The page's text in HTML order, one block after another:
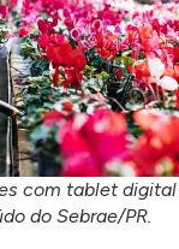
com tablet digital
do Sebrae/PR.